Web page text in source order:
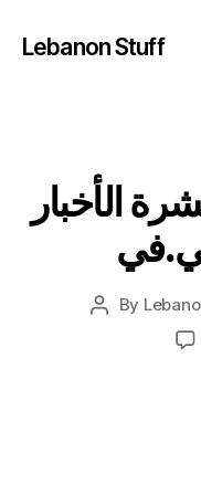
Lebanon Stuff
الأخبار
Post
By